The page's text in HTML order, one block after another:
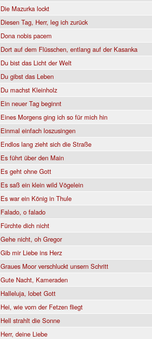
Die Mazurka lockt
Diesen Tag, Herr, leg ich zurück
Dona nobis pacem
Dort auf dem Flüsschen, entlang auf der Kasanka
Du bist das Licht der Welt
Du gibst das Leben
Du machst Kleinholz
Ein neuer Tag beginnt
Eines Morgens ging ich so für mich hin
Einmal einfach loszusingen
Endlos lang zieht sich die Straße
Es führt über den Main
Es geht ohne Gott
Es saß ein klein wild Vögelein
Es war ein König in Thule
Falado, o falado
Fürchte dich nicht
Gehe nicht, oh Gregor
Gib mir Liebe ins Herz
Graues Moor verschluckt unsern Schritt
Gute Nacht, Kameraden
Halleluja, lobet Gott
Hei, wie vorn der Fetzen fliegt
Hell strahlt die Sonne
Herr, deine Liebe